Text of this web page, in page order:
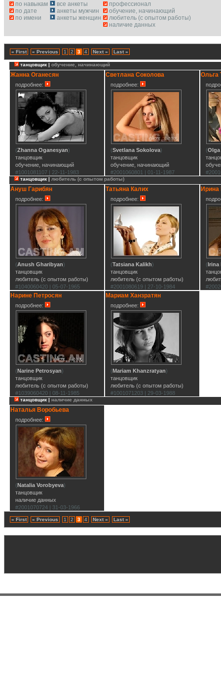
по навыкам
по дате
по имени
все анкеты
анкеты мужчин
анкеты женщин
профессионал
обучение, начинающий
любитель (с опытом работы)
наличие данных
« First « Previous 1 2 3 4 Next » Last »
танцовщик | обучение, начинающий
Жанна Оганесян
подробнее:
(Zhanna Oganesyan)
танцовщик
обучение, начинающий
#1001081107 | 22-11-1983
Светлана Соколова
подробнее:
(Svetlana Sokolova)
танцовщик
обучение, начинающий
#2001060801 | 01-11-1987
Ольга
(
танцовщик | любитель (с опытом работы)
Ануш Гарибян
подробнее:
(Anush Gharibyan)
танцовщик
любитель (с опытом работы)
#1040060420 | 05-07-1965
Татьяна Калих
подробнее:
(Tatsiana Kalikh)
танцовщик
любитель (с опытом работы)
#2001080619 | 27-10-1984
Ирина
(Irina
Нарине Петросян
подробнее:
(Narine Petrosyan)
танцовщик
любитель (с опытом работы)
#1039060420 | 08-11-1985
Мариам Ханзратян
подробнее:
(Mariam Khanzratyan)
танцовщик
любитель (с опытом работы)
#1001071203 | 29-03-1988
танцовщик | наличие данных
Наталья Воробьева
подробнее:
(Natalia Vorobyeva)
танцовщик
наличие данных
#2001070724 | 31-03-1966
« First « Previous 1 2 3 4 Next » Last »